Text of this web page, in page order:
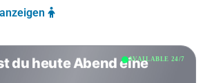
AVAILABLE 24/7
du heute Abend eine